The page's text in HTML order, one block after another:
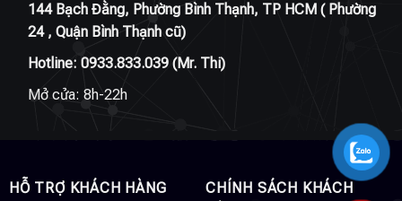
144 Bạch Đằng, Phường Bình Thạnh, TP HCM ( Phường
24 , Quận Bình Thạnh cũ)
Hotline: 0933.833.039(Mr. Thi)
Mở cửa: 8h-22h
HỖ TRỢ KHÁCH HÀNG
CHÍNH SÁCH KHÁCH